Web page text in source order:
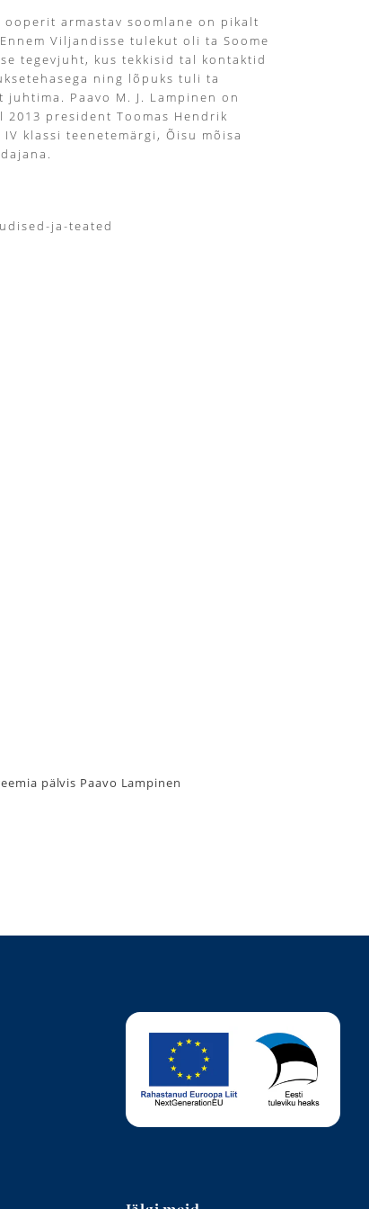
armastav soomlane on pikalt
Viljandisse tulekut oli ta Soome
tegevjuht, kus tekkisid tal kontaktid
ning lõpuks tuli ta
juhtima. Paavo M. J. Lampinen on
2013 president Toomas Hendrik
klassi teenetemärgi, Õisu mõisa
ja-teated
pälvis Paavo Lampinen